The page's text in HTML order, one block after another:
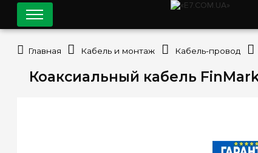
Коаксиальный кабель
Главная Кабель и монтаж Кабель-провод